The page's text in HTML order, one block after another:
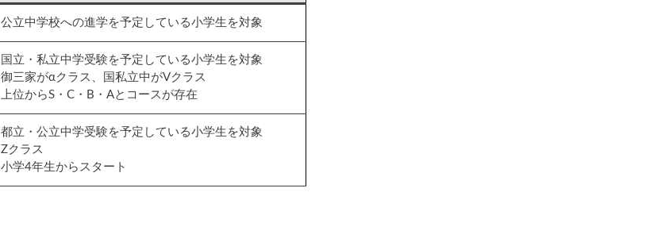
公立中学校への進学を予定している小学生を対象
国立・私立中学受験を予定している小学生を対象
御三家がαクラス、国私立中がVクラス
上位からS・C・B・Aとコースが存在
都立・公立中学受験を予定している小学生を対象
Zクラス
小学4年生からスタート